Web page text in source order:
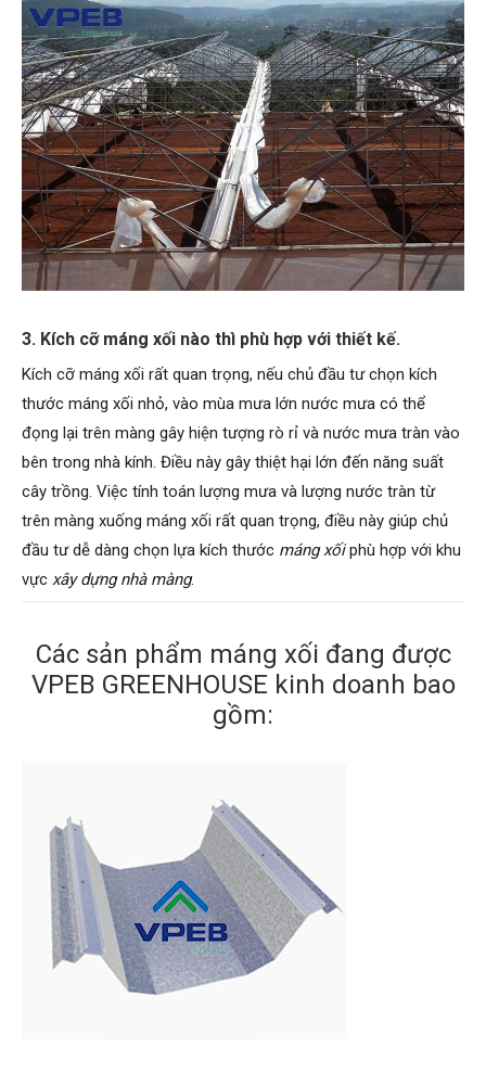
3. Kích cỡ máng xối nào thì phù hợp với thiết kế.
Kích cỡ máng xối rất quan trọng, nếu chủ đầu tư chọn kích
thước máng xối nhỏ, vào mùa mưa lớn nước mưa có thể
đọng lại trên màng gây hiện tượng rò rỉ và nước mưa tràn vào
bên trong nhà kính. Điều này gây thiệt hại lớn đến năng suất
cây trồng. Việc tính toán lượng mưa và lượng nước tràn từ
trên màng xuống máng xối rất quan trọng, điều này giúp chủ
đầu tư dễ dàng chọn lựa kích thước máng xốiphù hợp với khu
vực xây dựng nhà màng.
Các sản phẩm máng xối đang được
VPEB GREENHOUSE kinh doanh bao
gồm: